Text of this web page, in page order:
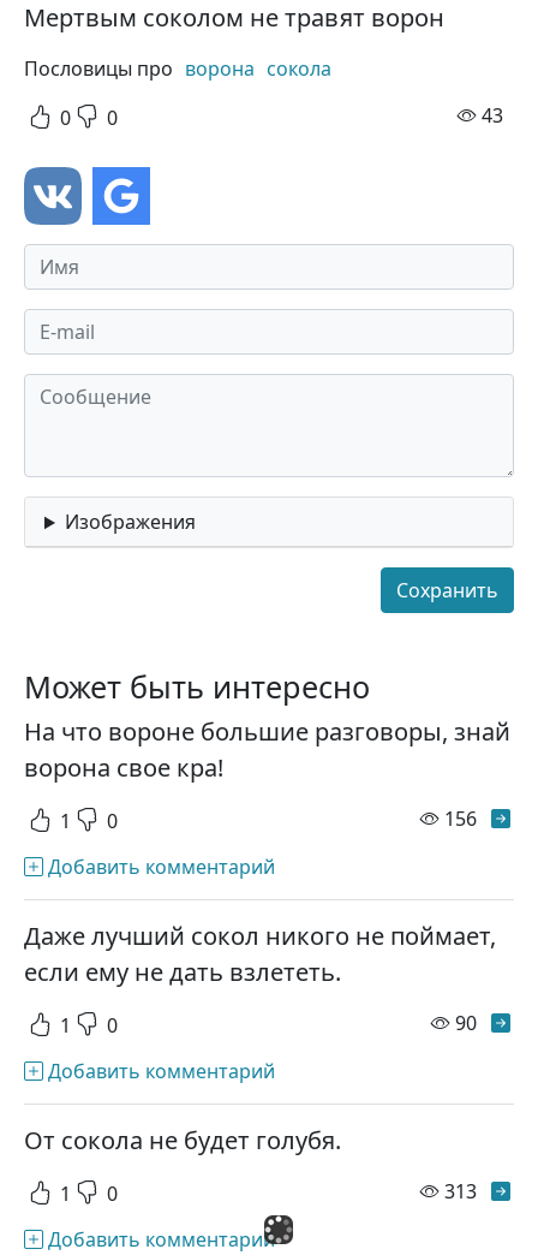
Мертвым соколом не травят ворон
Пословицы про ворона сокола
0
0 43
Изображения
Может быть интересно
На что вороне большие разговоры, знай
ворона свое кра!
1 0 156
Добавить комментарий
Даже лучший сокол никого не поймает,
если ему не дать взлететь.
1 0 90
Добавить комментарий
От сокола не будет голубя.
1 0 313
Добавить комментарий